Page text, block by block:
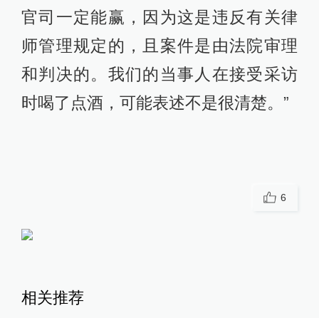
官司一定能赢，因为这是违反有关律
师管理规定的，且案件是由法院审理
和判决的。我们的当事人在接受采访
时喝了点酒，可能表述不是很清楚。”
6
相关推荐